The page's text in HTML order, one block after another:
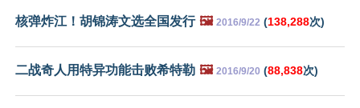
核弹炸江！胡锦涛文选全国发行 🖼️ 2016/9/22 (138,288次)
二战奇人用特异功能击败希特勒 🖼️ 2016/9/20 (88,838次)